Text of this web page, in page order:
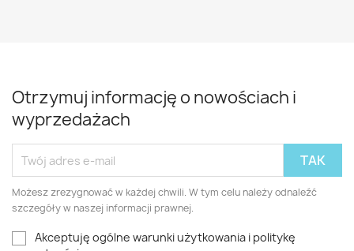
Otrzymuj informację o nowościach i
wyprzedażach
Możesz zrezygnować w każdej chwili. W tym celu należy odnaleźć
szczegóły w naszej informacji prawnej.
Akceptuję ogólne warunki użytkowania i politykę